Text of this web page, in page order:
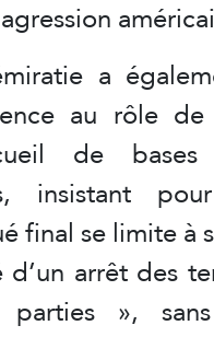
a
au rôle
de bases
insistant
final se limite à
d’un arrêt des
»,